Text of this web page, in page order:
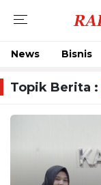
News Bisnis
Topik Berita :